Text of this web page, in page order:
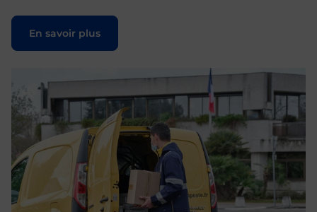
En savoir plus
Le lien s'ouvre dans un nouvel onglet